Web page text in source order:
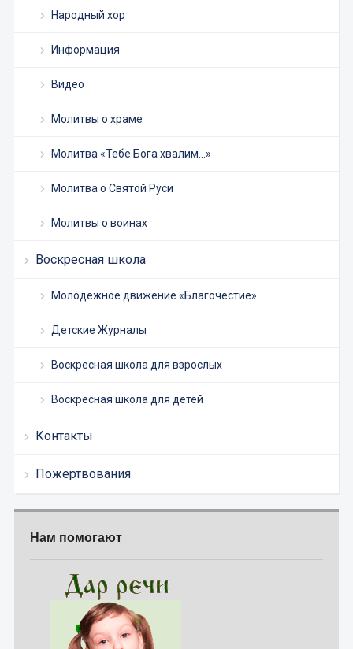
Народный хор
Информация
Видео
Молитвы о храме
Молитва «Тебе Бога хвалим…»
Молитва о Святой Руси
Молитвы о воинах
Воскресная школа
Молодежное движение «Благочестие»
Детские Журналы
Воскресная школа для взрослых
Воскресная школа для детей
Контакты
Пожертвования
Нам помогают